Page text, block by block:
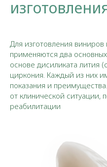
Для изготовления
применяются два
основе дисиликата лития
циркония. Каждый из них
показания и
от клинической ситуации,
реабилитации